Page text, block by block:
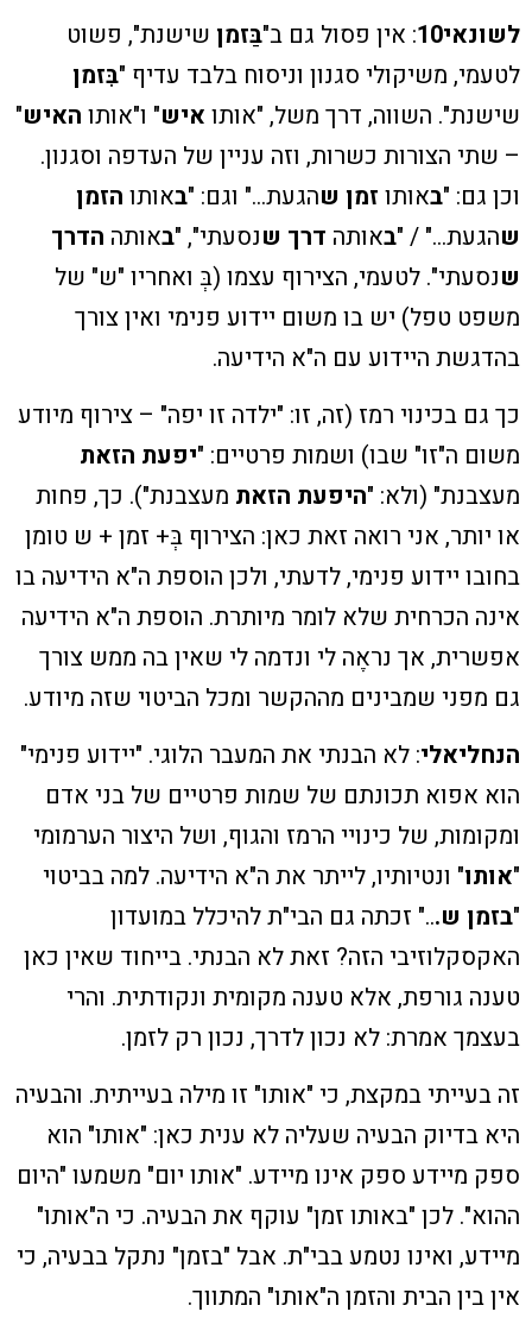
לשונאי10
: אין פסול גם ב"בַּזמן שישנת", פשוט
לטעמי, משיקולי סגנון וניסוח בלבד עדיף "בִּזמן
שישנת". השווה, דרך משל, "אותו איש" ו"אותו האיש"
– שתי הצורות כשרות, וזה עניין של העדפה וסגנון.
וכן גם: "באותו זמן שהגעת…" וגם: "באותו הזמן
שהגעת…" / "באותה דרך שנסעתי", "באותה הדרך
שנסעתי". לטעמי, הצירוף עצמו (בְּ ואחריו "ש" של
משפט טפל) יש בו משום יידוע פנימי ואין צורך
בהדגשת היידוע עם ה"א הידיעה.
כך גם בכינוי רמז (זה, זו: "ילדה זו יפה" – צירוף מיודע
משום ה"זו" שבו) ושמות פרטיים: "יפעת הזאת
מעצבנת" (ולא: "היפעת הזאת מעצבנת"). כך, פחות
או יותר, אני רואה זאת כאן: הצירוף בְּ+ זמן + ש טומן
בחובו יידוע פנימי, לדעתי, ולכן הוספת ה"א הידיעה בו
אינה הכרחית שלא לומר מיותרת. הוספת ה"א הידיעה
אפשרית, אך נראֶה לי ונדמה לי שאין בה ממש צורך
גם מפני שמבינים מההקשר ומכל הביטוי שזה מיודע.
הנחליאלי: ‫לא הבנתי את המעבר הלוגי. "יידוע פנימי"
הוא אפוא תכונתם של שמות פרטיים של בני אדם
ומקומות, של כינויי הרמז והגוף, ושל היצור הערמומי
"אותו" ונטיותיו, לייתר את ה"א הידיעה. למה בביטוי
"בזמן ש..." זכתה גם הבי"ת להיכלל במועדון
האקסקלוזיבי הזה? זאת לא הבנתי. בייחוד שאין כאן
טענה גורפת, אלא טענה מקומית ונקודתית. והרי
בעצמך אמרת: לא נכון לדרך, נכון רק לזמן.
זה בעייתי במקצת, כי "אותו" זו מילה בעייתית. והבעיה
היא בדיוק הבעיה שעליה לא ענית כאן: "אותו" הוא
ספק מיידע ספק אינו מיידע. "אותו יום" משמעו "היום
ההוא". לכן "באותו זמן" עוקף את הבעיה. כי ה"אותו"
מיידע, ואינו נטמע בבי"ת. אבל "בזמן" נתקל בבעיה, כי
אין בין הבית והזמן ה"אותו" המתווך.